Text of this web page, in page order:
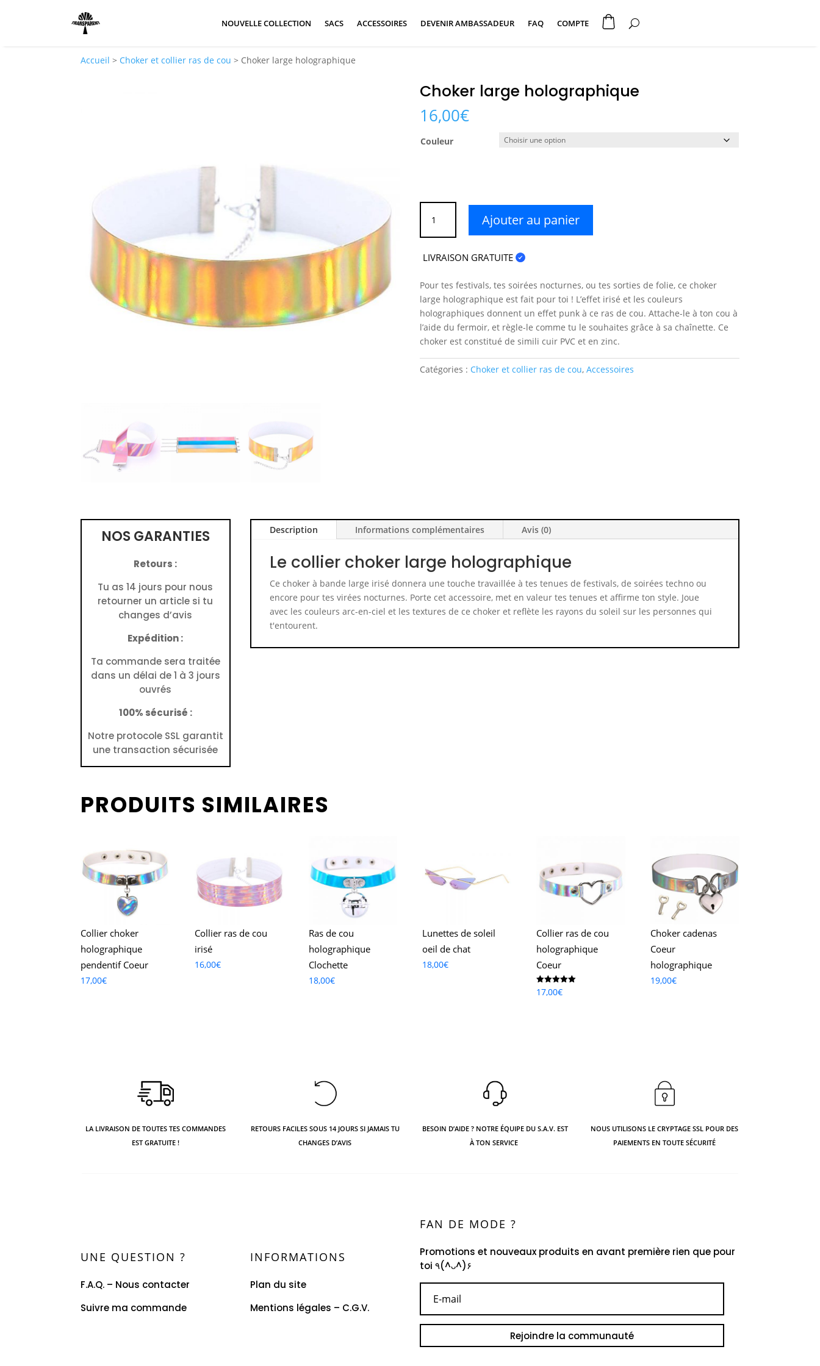
NOUVELLE COLLECTION SACS ACCESSOIRES DEVENIR AMBASSADEUR FAQ COMPTE
Accueil > Choker et collier ras de cou > Choker large holographique
Choker large holographique
16,00€
Couleur
Choker
holographique
Ajouter au panier
LIVRAISON GRATUITE
Pour tes festivals, tes soirées nocturnes, ou tes sorties de folie, ce choker
large holographique est fait pour toi ! L’effet irisé et les couleurs
holographiques donnent un effet punk à ce ras de cou. Attache-le à ton cou à
l’aide du fermoir, et règle-le comme tu le souhaites grâce à sa chaînette. Ce
choker est constitué de simili cuir PVC et en zinc.
Catégories : Choker et collier ras de cou,Accessoires
NOS GARANTIES
Retours :
Tu as 14 jours pour nous
retourner un article si tu
changes d’avis
Expédition :
Ta commande sera traitée
dans un délai de 1 à 3 jours
ouvrés
100% sécurisé :
Notre protocole SSL garantit
une transaction sécurisée
Description Informations complémentaires Avis (0)
Le collier choker large holographique
Ce choker à bande large irisé donnera une touche travaillée à tes tenues de festivals, de soirées techno ou
encore pour tes virées nocturnes. Porte cet accessoire, met en valeur tes tenues et affirme ton style. Joue
avec les couleurs arc-en-ciel et les textures de ce choker et reflète les rayons du soleil sur les personnes qui
t'entourent.
PRODUITS SIMILAIRES
Collier choker
holographique
pendentif Coeur
17,00€
Collier ras de cou
irisé
16,00€
Ras de cou
holographique
Clochette
18,00€
Lunettes de soleil
oeil de chat
18,00€
Collier ras de cou
holographique
Coeur
Note
5.00
17,00€
Choker cadenas
Coeur
holographique
19,00€
LA LIVRAISON DE TOUTES TES COMMANDES
EST GRATUITE !
RETOURS FACILES SOUS 14 JOURS SI JAMAIS TU
CHANGES D’AVIS
BESOIN D’AIDE ? NOTRE ÉQUIPE DU S.A.V. EST
À TON SERVICE
NOUS UTILISONS LE CRYPTAGE SSL POUR DES
PAIEMENTS EN TOUTE SÉCURITÉ
UNE QUESTION ?
F.A.Q. – Nous contacter
Suivre ma commande
INFORMATIONS
Plan du site
Mentions légales – C.G.V.
FAN DE MODE ?
Promotions et nouveaux produits en avant première rien que pour
toi
٩(^ᴗ^)۶
Rejoindre la communauté